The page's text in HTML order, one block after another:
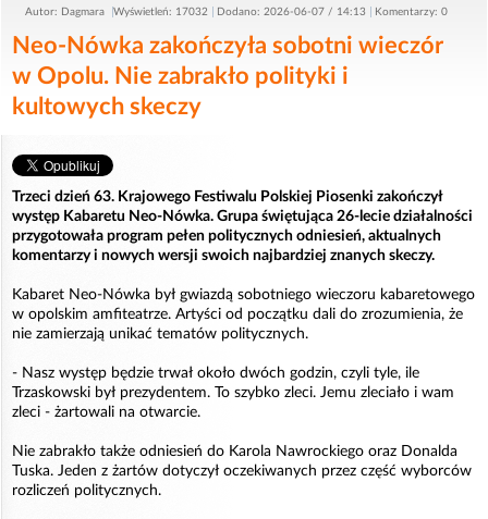
Autor: Dagmara Wyświetleń: 17032 Dodano: 2026-06-07 / 14:13 Komentarzy: 0
Neo-Nówka zakończyła sobotni wieczór
w Opolu. Nie zabrakło polityki i
kultowych skeczy
Trzeci dzień 63. Krajowego Festiwalu Polskiej Piosenki zakończył
występ Kabaretu Neo-Nówka. Grupa świętująca 26-lecie działalności
przygotowała program pełen politycznych odniesień, aktualnych
komentarzy i nowych wersji swoich najbardziej znanych skeczy.
Kabaret Neo-Nówka był gwiazdą sobotniego wieczoru kabaretowego
w opolskim amfiteatrze. Artyści od początku dali do zrozumienia, że
nie zamierzają unikać tematów politycznych.
- Nasz występ będzie trwał około dwóch godzin, czyli tyle, ile
Trzaskowski był prezydentem. To szybko zleci. Jemu zleciało i wam
zleci - żartowali na otwarcie.
Nie zabrakło także odniesień do Karola Nawrockiego oraz Donalda
Tuska. Jeden z żartów dotyczył oczekiwanych przez część wyborców
rozliczeń politycznych.